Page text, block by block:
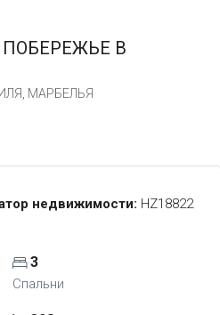
В
МАРБЕЛЬЯ
недвижимости: HZ18822
3
Спальни